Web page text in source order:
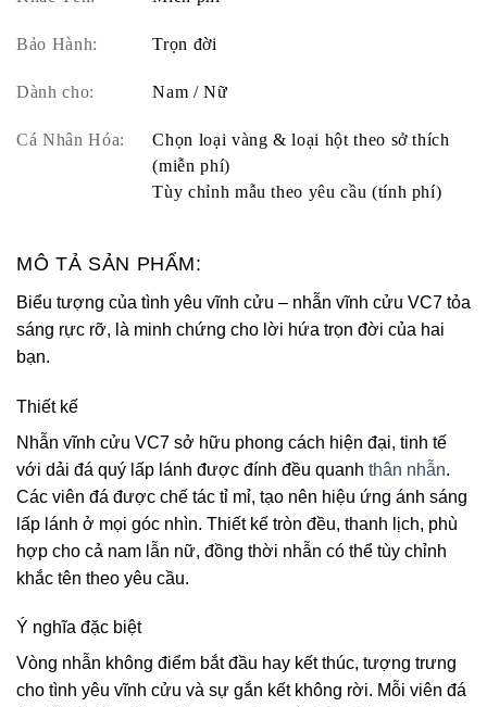
Bảo Hành: Trọn đời
Dành cho: Nam / Nữ
Cá Nhân Hóa:
Chọn loại vàng & loại hột theo sở thích
(miễn phí)
Tùy chỉnh mẫu theo yêu cầu (tính phí)
MÔ TẢ SẢN PHẨM:
Biểu tượng của tình yêu vĩnh cửu – nhẫn vĩnh cửu VC7 tỏa
sáng rực rỡ, là minh chứng cho lời hứa trọn đời của hai
bạn.
Thiết kế
Nhẫn vĩnh cửu VC7 sở hữu phong cách hiện đại, tinh tế
với dải đá quý lấp lánh được đính đều quanh thân nhẫn.
Các viên đá được chế tác tỉ mỉ, tạo nên hiệu ứng ánh sáng
lấp lánh ở mọi góc nhìn. Thiết kế tròn đều, thanh lịch, phù
hợp cho cả nam lẫn nữ, đồng thời nhẫn có thể tùy chỉnh
khắc tên theo yêu cầu.
Ý nghĩa đặc biệt
Vòng nhẫn không điểm bắt đầu hay kết thúc, tượng trưng
cho tình yêu vĩnh cửu và sự gắn kết không rời. Mỗi viên đá